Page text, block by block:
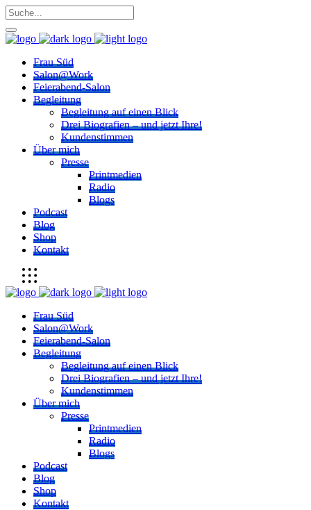
Frau Süd
Salon@Work
Feierabend-Salon
Begleitung
Begleitung auf einen Blick
Drei Biografien – und jetzt Ihre!
Kundenstimmen
Über mich
Presse
Printmedien
Radio
Blogs
Podcast
Blog
Shop
Kontakt
Frau Süd
Salon@Work
Feierabend-Salon
Begleitung
Begleitung auf einen Blick
Drei Biografien – und jetzt Ihre!
Kundenstimmen
Über mich
Presse
Printmedien
Radio
Blogs
Podcast
Blog
Shop
Kontakt